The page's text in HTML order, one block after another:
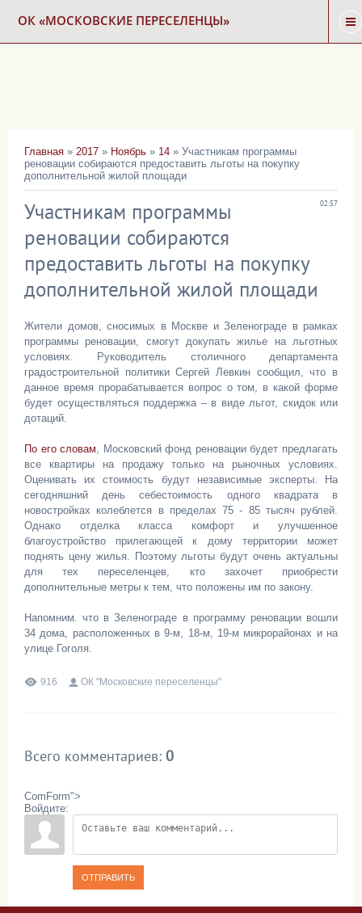
ОК «МОСКОВСКИЕ ПЕРЕСЕЛЕНЦЫ»
КАРТА СНОСА
ФОРУМ
КОНТАКТЫ
Главная » 2017 » Ноябрь » 14 » Участникам программы
реновации собираются предоставить льготы на покупку
дополнительной жилой площади
02:57
Участникам программы
реновации собираются
предоставить льготы на покупку
дополнительной жилой площади
Жители домов, сносимых в Москве и Зеленограде в рамках
программы реновации, смогут докупать жилье на льготных
условиях. Руководитель столичного департамента
градостроительной политики Сергей Левкин сообщил, что в
данное время прорабатывается вопрос о том, в какой форме
будет осуществляться поддержка – в виде льгот, скидок или
дотаций.
По его словам, Московский фонд реновации будет предлагать
все квартиры на продажу только на рыночных условиях.
Оценивать их стоимость будут независимые эксперты. На
сегодняшний день себестоимость одного квадрата в
новостройках колеблется в пределах 75 - 85 тысяч рублей.
Однако отделка класса комфорт и улучшенное
благоустройство прилегающей к дому территории может
поднять цену жилья. Поэтому льготы будут очень актуальны
для тех переселенцев, кто захочет приобрести
дополнительные метры к тем, что положены им по закону.
Напомним. что в Зеленограде в программу реновации вошли
34 дома, расположенных в 9-м, 18-м, 19-м микрорайонах и на
улице Гоголя.
916 ОК "Московские переселенцы"
Всего комментариев: 0
ComForm">
Войдите:
ОТПРАВИТЬ